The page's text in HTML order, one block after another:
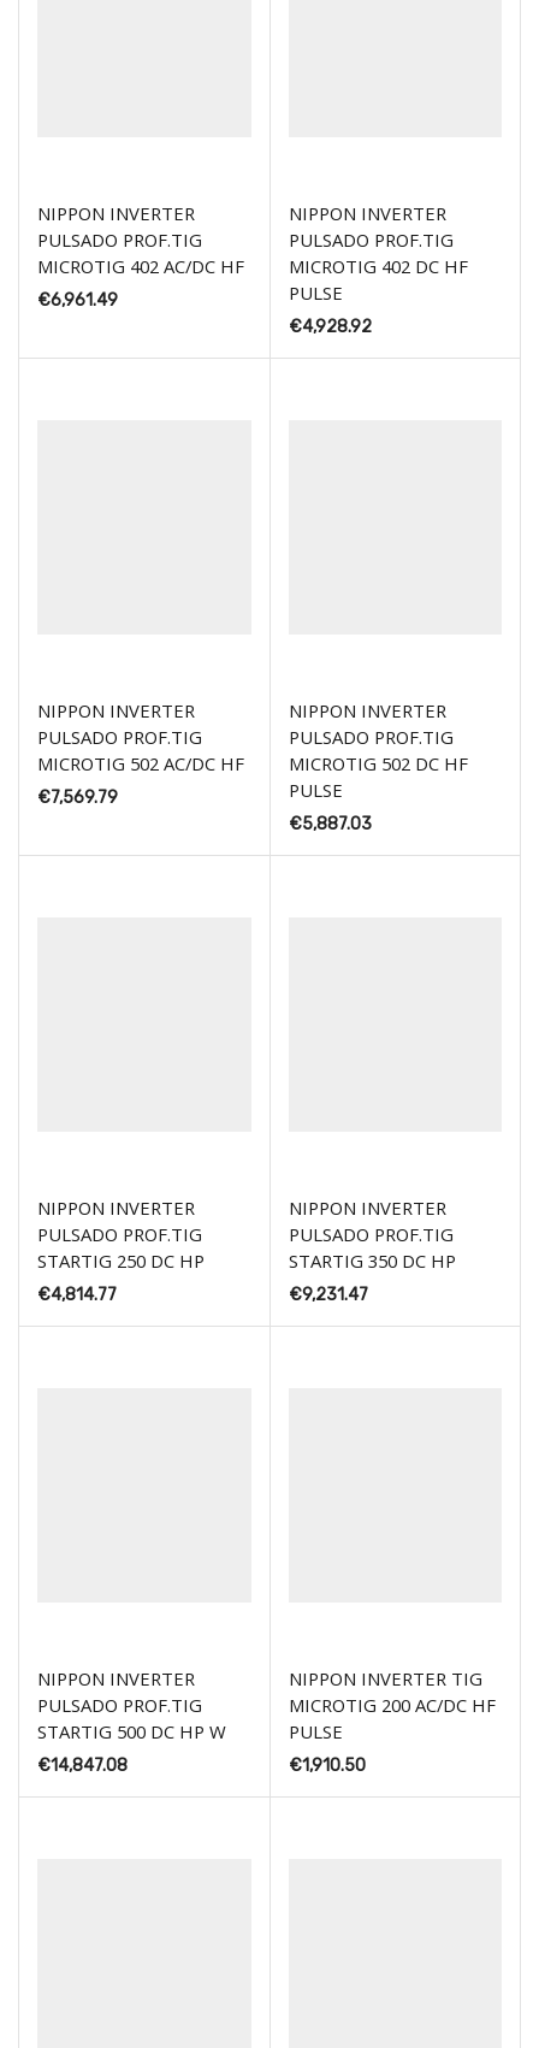
NIPPON INVERTER
PULSADO PROF.TIG
MICROTIG 402 AC/DC HF
€6,961.49
NIPPON INVERTER
PULSADO PROF.TIG
MICROTIG 402 DC HF
PULSE
€4,928.92
NIPPON INVERTER
PULSADO PROF.TIG
MICROTIG 502 AC/DC HF
€7,569.79
NIPPON INVERTER
PULSADO PROF.TIG
MICROTIG 502 DC HF
PULSE
€5,887.03
NIPPON INVERTER
PULSADO PROF.TIG
STARTIG 250 DC HP
€4,814.77
NIPPON INVERTER
PULSADO PROF.TIG
STARTIG 350 DC HP
€9,231.47
NIPPON INVERTER
PULSADO PROF.TIG
STARTIG 500 DC HP W
€14,847.08
NIPPON INVERTER TIG
MICROTIG 200 AC/DC HF
PULSE
€1,910.50